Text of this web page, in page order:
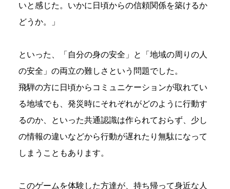
いと感じた。いかに日頃からの信頼関係を築けるか
どうか。」
といった、「自分の身の安全」と「地域の周りの人
の安全」の両立の難しさという問題でした。
飛騨の方に日頃からコミュニケーションが取れてい
る地域でも、発災時にそれぞれがどのように行動す
るのか、といった共通認識は作られておらず、少し
の情報の違いなどから行動が遅れたり無駄になって
しまうこともあります。
このゲームを体験した方達が、持ち帰って身近な人